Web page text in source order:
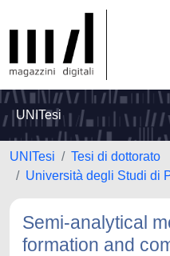
UNITesi
UNITesi
Tesi di dottorato
Università degli Studi di
Semi-analytical
formation and